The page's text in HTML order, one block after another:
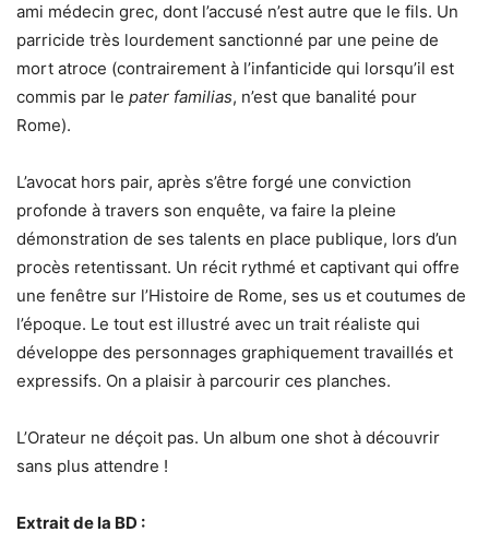
ami médecin grec, dont l’accusé n’est autre que le fils. Un
parricide très lourdement sanctionné par une peine de
mort atroce (contrairement à l’infanticide qui lorsqu’il est
commis par le pater familias, n’est que banalité pour
Rome).
L’avocat hors pair, après s’être forgé une conviction
profonde à travers son enquête, va faire la pleine
démonstration de ses talents en place publique, lors d’un
procès retentissant. Un récit rythmé et captivant qui offre
une fenêtre sur l’Histoire de Rome, ses us et coutumes de
l’époque. Le tout est illustré avec un trait réaliste qui
développe des personnages graphiquement travaillés et
expressifs. On a plaisir à parcourir ces planches.
L’Orateur ne déçoit pas. Un album one shot à découvrir
sans plus attendre !
Extrait de la BD :